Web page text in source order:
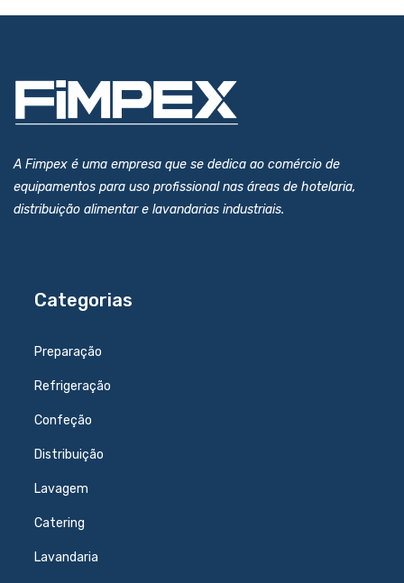
A Fimpex é uma empresa que se dedica ao comércio de
equipamentos para uso profissional nas áreas de hotelaria,
distribuição alimentar e lavandarias industriais.
Categorias
Preparação
Refrigeração
Confeção
Distribuição
Lavagem
Catering
Lavandaria